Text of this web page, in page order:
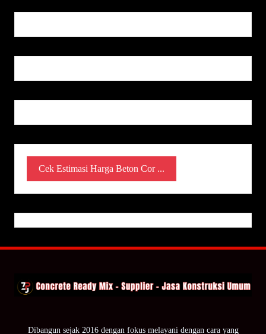
Cek Estimasi Harga Beton Cor ...
Dibangun sejak 2016 dengan fokus melayani dengan cara yang